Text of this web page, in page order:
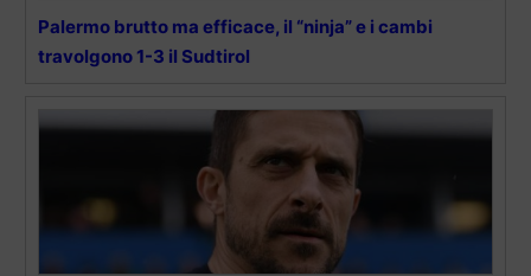
Palermo brutto ma efficace, il “ninja” e i cambi
travolgono 1-3 il Sudtirol